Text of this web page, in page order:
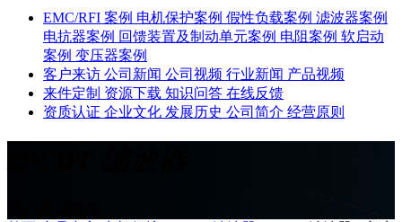
EMC/RFI 案例 电机保护案例 假性负载案例 滤波器案例
电抗器案例 回馈装置及制动单元案例 电阻案例 软启动
案例 变压器案例
客户来访 公司新闻 公司视频 行业新闻 产品视频
来件定制 资源下载 知识问答 在线反馈
资质认证 企业文化 发展历史 公司简介 经营原则